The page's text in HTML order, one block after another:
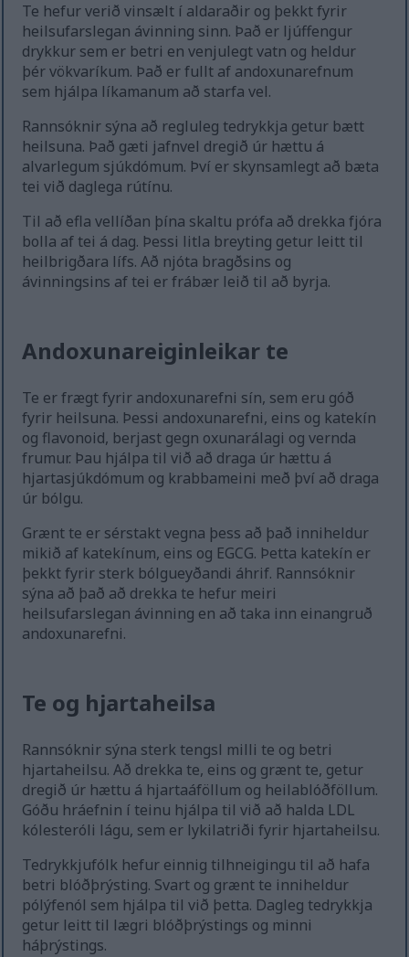
Te hefur verið vinsælt í aldaraðir og þekkt fyrir
heilsufarslegan ávinning sinn. Það er ljúffengur
drykkur sem er betri en venjulegt vatn og heldur
þér vökvaríkum. Það er fullt af andoxunarefnum
sem hjálpa líkamanum að starfa vel.
Rannsóknir sýna að regluleg tedrykkja getur bætt
heilsuna. Það gæti jafnvel dregið úr hættu á
alvarlegum sjúkdómum. Því er skynsamlegt að bæta
tei við daglega rútínu.
Til að efla vellíðan þína skaltu prófa að drekka fjóra
bolla af tei á dag. Þessi litla breyting getur leitt til
heilbrigðara lífs. Að njóta bragðsins og
ávinningsins af tei er frábær leið til að byrja.
Andoxunareiginleikar te
Te er frægt fyrir andoxunarefni sín, sem eru góð
fyrir heilsuna. Þessi andoxunarefni, eins og katekín
og flavonoid, berjast gegn oxunarálagi og vernda
frumur. Þau hjálpa til við að draga úr hættu á
hjartasjúkdómum og krabbameini með því að draga
úr bólgu.
Grænt te er sérstakt vegna þess að það inniheldur
mikið af katekínum, eins og EGCG. Þetta katekín er
þekkt fyrir sterk bólgueyðandi áhrif. Rannsóknir
sýna að það að drekka te hefur meiri
heilsufarslegan ávinning en að taka inn einangruð
andoxunarefni.
Te og hjartaheilsa
Rannsóknir sýna sterk tengsl milli te og betri
hjartaheilsu. Að drekka te, eins og grænt te, getur
dregið úr hættu á hjartaáföllum og heilablóðföllum.
Góðu hráefnin í teinu hjálpa til við að halda LDL
kólesteróli lágu, sem er lykilatriði fyrir hjartaheilsu.
Tedrykkjufólk hefur einnig tilhneigingu til að hafa
betri blóðþrýsting. Svart og grænt te inniheldur
pólýfenól sem hjálpa til við þetta. Dagleg tedrykkja
getur leitt til lægri blóðþrýstings og minni
háþrýstings.